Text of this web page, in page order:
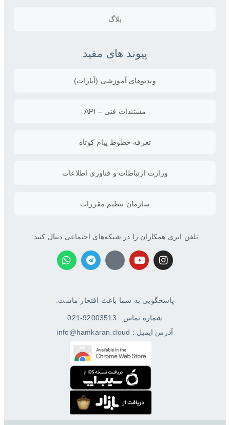
بلاگ
پیوند های مفید
ویدیو‌های آموزشی (آپارات)
مستندات فنی – API
تعرفه خطوط پیام کوتاه
وزارت ارتباطات و فناوری اطلاعات
سازمان تنظیم مقررات
تلفن ابری همکاران را در شبکه‌های اجتماعی دنبال کنید:
پاسخگویی به شما باعث افتخار ماست.
شماره تماس : 92003513-021
آدرس ایمیل : info@hamkaran.cloud